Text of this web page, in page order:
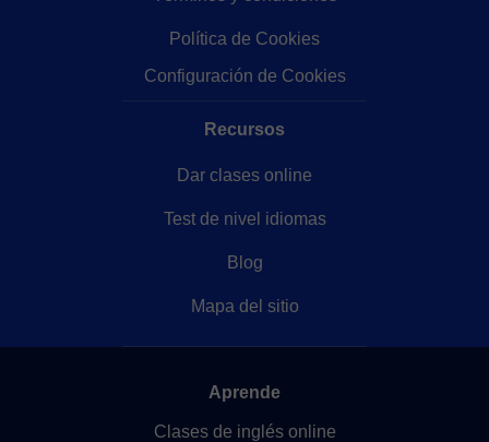
Política de Cookies
Configuración de Cookies
Recursos
Dar clases online
Test de nivel idiomas
Blog
Mapa del sitio
Aprende
Clases de inglés online